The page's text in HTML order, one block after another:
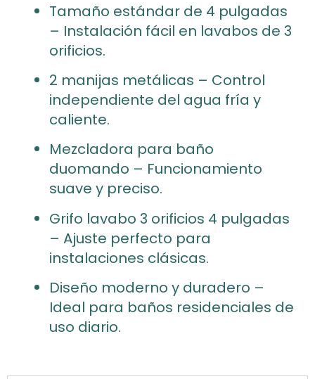
Tamaño estándar de 4 pulgadas
– Instalación fácil en lavabos de 3
orificios.
2 manijas metálicas – Control
independiente del agua fría y
caliente.
Mezcladora para baño
duomando – Funcionamiento
suave y preciso.
Grifo lavabo 3 orificios 4 pulgadas
– Ajuste perfecto para
instalaciones clásicas.
Diseño moderno y duradero –
Ideal para baños residenciales de
uso diario.